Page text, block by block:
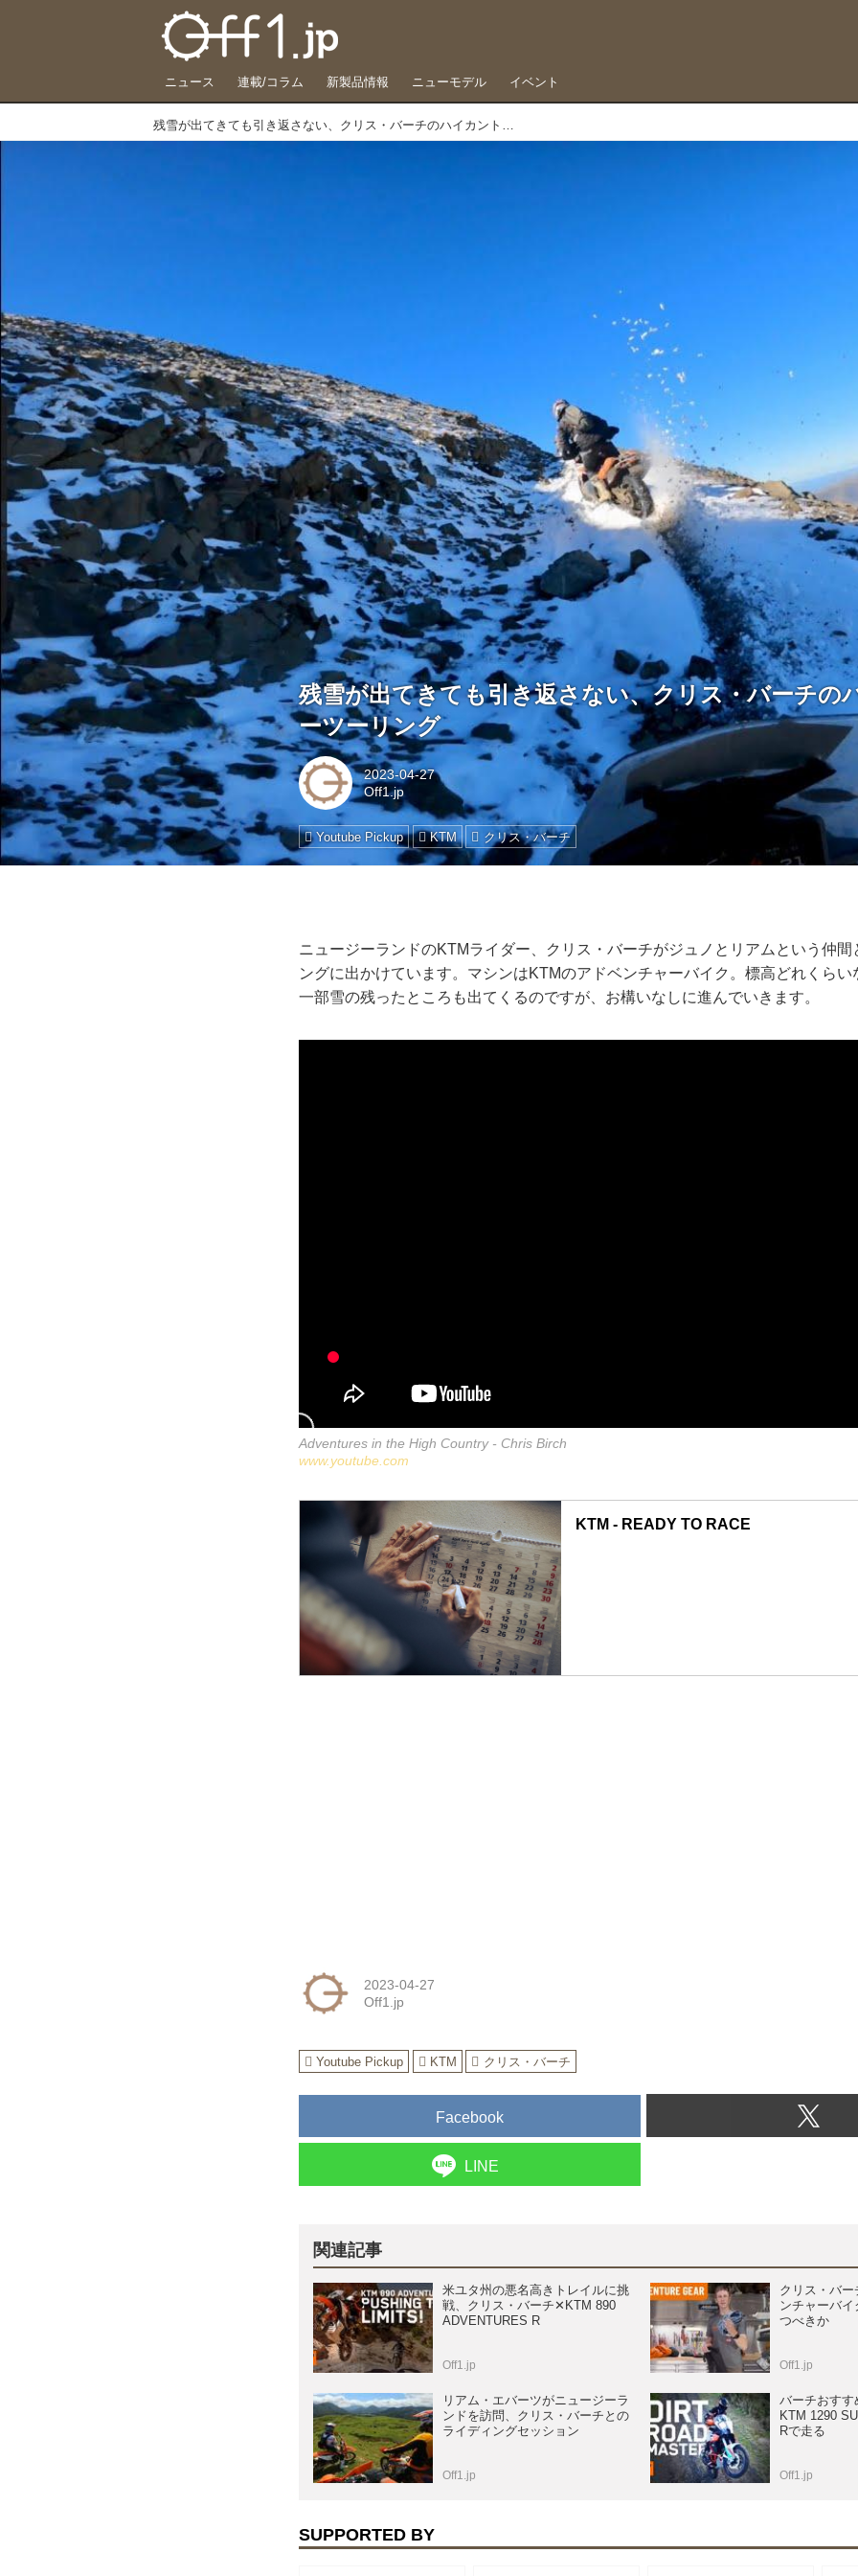
ニュース 連載/コラム 新製品情報 ニューモデル イベント
残雪が出てきても引き返さない、クリス・バーチのハイカントリーツーリング
残雪が出てきても引き返さない、クリス・バーチの
ーツーリング
2023-04-27
Off1.jp
Youtube Pickup KTM クリス・バーチ
ニュージーランドのKTMライダー、クリス・バーチがジュノとリアムという仲間
ングに出かけています。マシンはKTMのアドベンチャーバイク。標高どれくらい
一部雪の残ったところも出てくるのですが、お構いなしに進んでいきます。
Adventures in the High Country - Chris Birch
www.youtube.com
KTM - READY TO RACE
2023-04-27
Off1.jp
Youtube Pickup KTM クリス・バーチ
Facebook
LINE
関連記事
米ユタ州の悪名高きトレイルに挑
戦、クリス・バーチ✕KTM 890
ADVENTURES R
Off1.jp
クリス・バ
ンチャーバ
つべきか
Off1.jp
リアム・エバーツがニュージーラ
ンドを訪問、クリス・バーチとの
ライディングセッション
Off1.jp
バーチおすす
KTM 1290
Rで走る
Off1.jp
SUPPORTED BY